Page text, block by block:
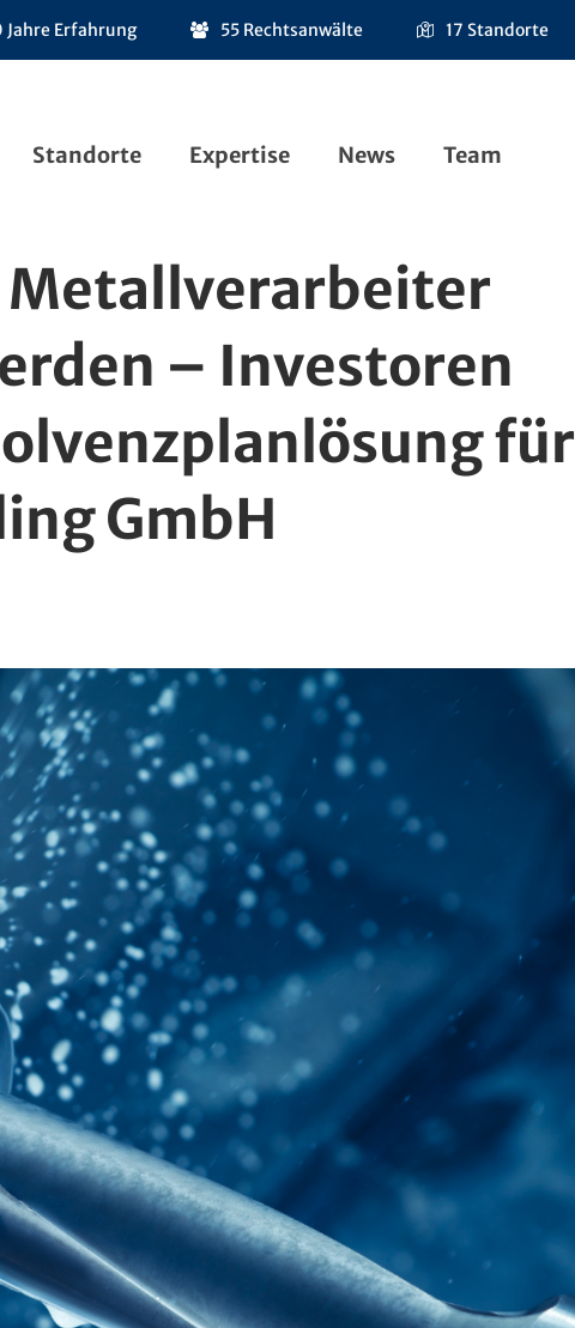
Jahre Erfahrung 55 Rechtsanwälte 17 Standorte
Standorte Expertise News Team
Metallverarbeiter
– Investoren
für
GmbH